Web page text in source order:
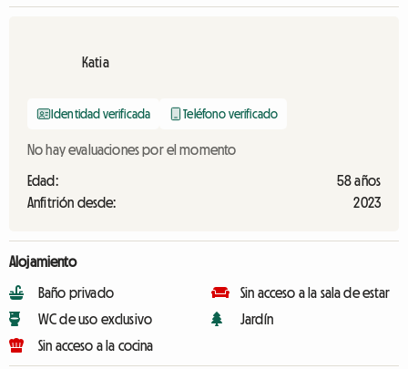
Katia
Identidad verificada Teléfono verificado
No hay evaluaciones por el momento
Edad:
58 años
Anfitrión desde:
2023
Alojamiento
Baño privado
WC de uso exclusivo
Sin acceso a la cocina
Sin acceso a la sala de estar
Jardín